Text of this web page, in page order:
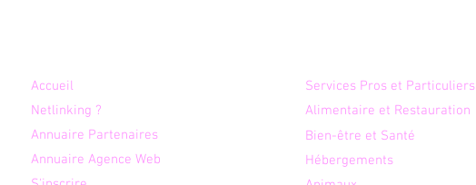
Accueil
Netlinking ?
Annuaire Partenaires
Annuaire Agence Web
Services Pros et Particuliers
Alimentaire et Restauration
Bien-être et Santé
Hébergements